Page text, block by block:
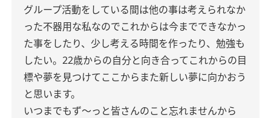
グループ活動をしている間は他の事は考えられなか
った不器用な私なのでこれからは今までできなかっ
た事をしたり、少し考える時間を作ったり、勉強も
したい。 22歳からの自分と向き合ってこれからの目
標や夢を見つけてここからまた新しい夢に向かおう
と思います。
いつまでもず〜っと皆さんのこと忘れませんから